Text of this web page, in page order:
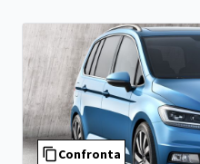
Confronta